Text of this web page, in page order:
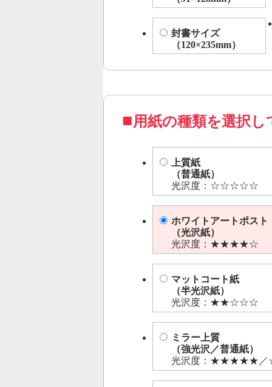
封書サイズ
（120×235mm）
用紙の種類を選択
上質紙
（普通紙）
光沢度：☆☆☆☆☆
ホワイトアートポスト
（光沢紙）
光沢度：★★★★☆
マットコート紙
（半光沢紙）
光沢度：★★☆☆☆
ミラー上質
（強光沢／普通紙）
光沢度：★★★★★